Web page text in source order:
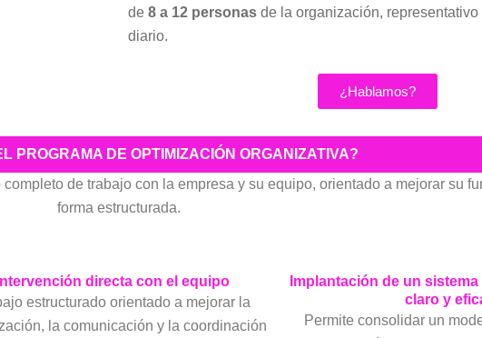
de 8 a 12 personas de la organización,
diario.
¿Hablamos?
PROGRAMA DE OPTIMIZACIÓN ORGANIZATIVA?
de trabajo con la empresa y su equipo, orientado a mejorar su
forma estructurada.
Intervención directa con el equipo
estructurado orientado a mejorar la
la comunicación y la coordinación
Implantación de un
claro y
Permite consolidar un